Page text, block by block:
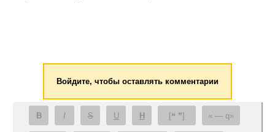
Войдите, чтобы оставлять комментарии
B I S U H [❝ ❞] — q